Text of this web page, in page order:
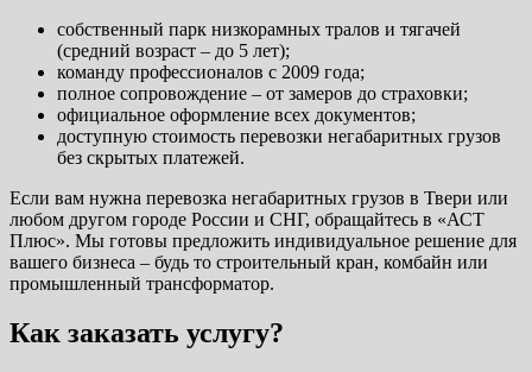
собственный парк низкорамных тралов и тягачей
(средний возраст – до 5 лет);
команду профессионалов с 2009 года;
полное сопровождение – от замеров до страховки;
официальное оформление всех документов;
доступную стоимость перевозки негабаритных грузов
без скрытых платежей.
Если вам нужна перевозка негабаритных грузов в Твери или
любом другом городе России и СНГ, обращайтесь в «АСТ
Плюс». Мы готовы предложить индивидуальное решение для
вашего бизнеса – будь то строительный кран, комбайн или
промышленный трансформатор.
Как заказать услугу?